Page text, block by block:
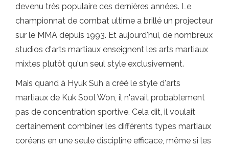
devenu très populaire ces dernières années. Le
championnat de combat ultime a brillé un projecteur
sur le MMA depuis 1993. Et aujourd'hui, de nombreux
studios d'arts martiaux enseignent les arts martiaux
mixtes plutôt qu'un seul style exclusivement.
Mais quand à Hyuk Suh a créé le style d'arts
martiaux de Kuk Sool Won, il n'avait probablement
pas de concentration sportive. Cela dit, il voulait
certainement combiner les différents types martiaux
coréens en une seule discipline efficace, même si les